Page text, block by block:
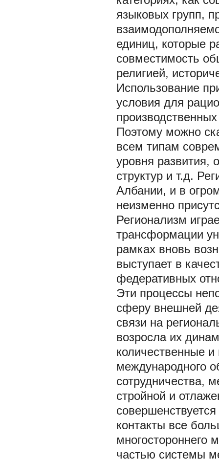
языковых групп,
единиц, которые
совместимость
религией,
Использование
условия для
Поэтому можно
всем типам
уровня развития,
структур и т.д.
Албании, и в
неизменно
Регионализм
трансформации
рамках вновь
выступает в
федеративных
Эти процессы
сферу внешней
связи на
возросла их
количественные
международного
сотрудничества,
стройной и
контакты все
многостороннего
частью системы